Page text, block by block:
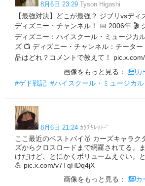
8月6日 23:29 Tyson Higashi
【最強対決】どこが最強？ ジブリvsディ
ディズニー・チャンネル！ ​📅 2006年 ​🎬
ディズニー：ハイスクール・ミュージカ
ズ 📺 ディズニー・チャンネル：チータ
品はどれ？コメントで教えて！
画像をもっと見る：
カ
#ゲド戦記 #ハイスクール・ミュージカル
8月6日 21:24 ｶｸﾃｷﾚｯﾄᵕ̈
ここ最近のベストバイ🥇 カーズキャラク
ズからクロスロードまで網羅されてる。
けだけど、とにかくボリュームえぐい。
💪 pic.x.com/v7TqHDq4jX
画像をもっと見る：
カ